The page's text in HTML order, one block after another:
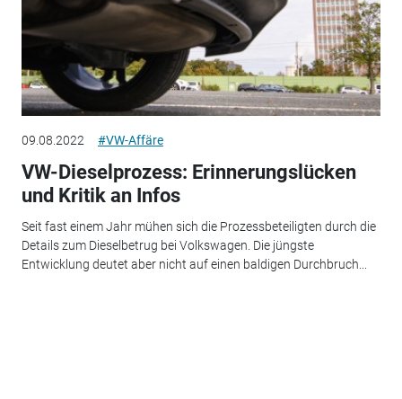
09.08.2022 #VW-Affäre
VW-Dieselprozess: Erinnerungslücken
und Kritik an Infos
Seit fast einem Jahr mühen sich die Prozessbeteiligten durch die
Details zum Dieselbetrug bei Volkswagen. Die jüngste
Entwicklung deutet aber nicht auf einen baldigen Durchbruch...